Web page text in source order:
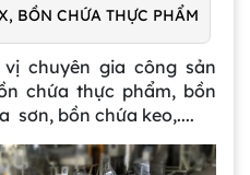
BỒN CHỨA THỰC PHẨM
chuyên gia công sản
chứa thực phẩm, bồn
sơn, bồn chứa keo,....